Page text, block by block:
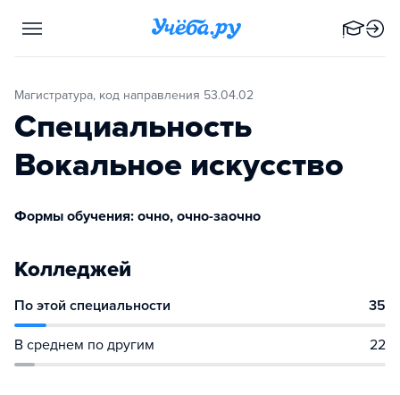
Магистратура, код направления 53.04.02
Специальность
Вокальное искусство
Формы обучения: очно, очно-заочно
Колледжей
По этой специальности 35
В среднем по другим 22